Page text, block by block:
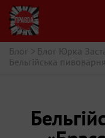
Блог > Блог Юрка
Бельгійська